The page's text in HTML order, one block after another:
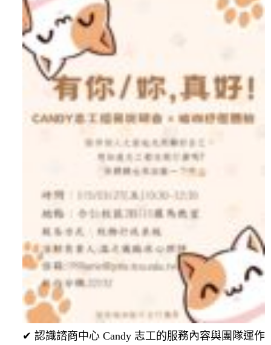
✔ 認識諮商中心 Candy 志工的服務內容與團隊運作